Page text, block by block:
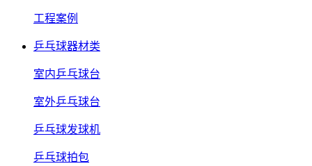
工程案例
乒乓球器材类
室内乒乓球台
室外乒乓球台
乒乓球发球机
乒乓球拍包